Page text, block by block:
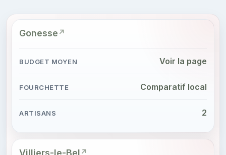
Gonesse
Voir la page
Comparatif local
2
Villiers-le-Bel